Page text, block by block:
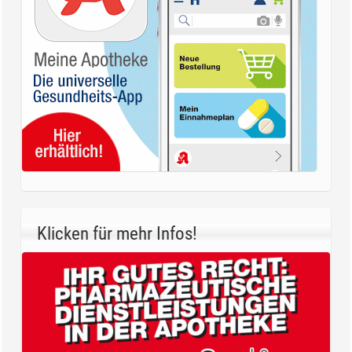
Klicken für mehr Infos!